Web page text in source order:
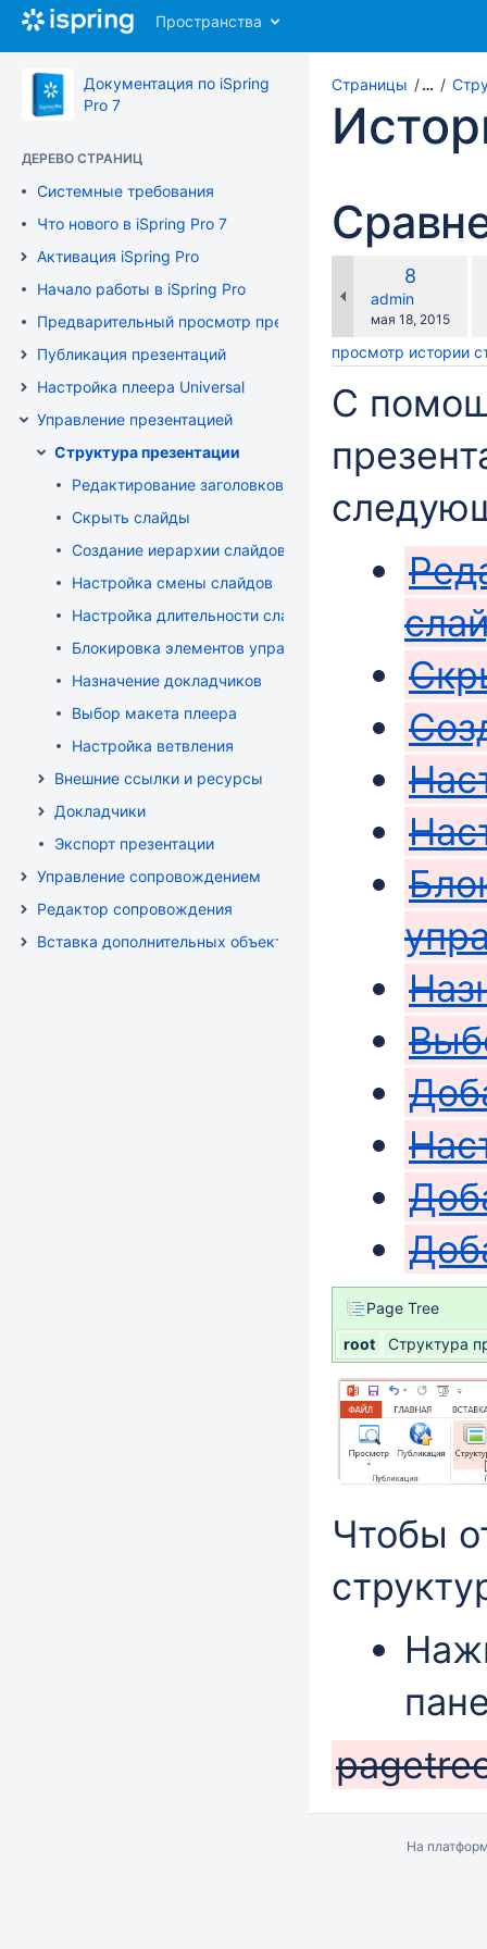
Перейти
главному
содержимому
assistive.skiplink.to.breadcrumbs
assistive.skiplink.to.header.menu
assistive.skiplink.to.quick.search
Пространства
Документация по iSpring
Pro 7
ДЕРЕВО СТРАНИЦ
Системные требования
Что нового в iSpring Pro 7
Активация iSpring Pro
Начало работы в iSpring Pro
Предварительный просмотр презентации
Публикация презентаций
Настройка плеера Universal
Управление презентацией
Структура презентации
Редактирование заголовков слайдов
Скрыть слайды
Создание иерархии слайдов
Настройка смены слайдов
Настройка длительности слайда
Блокировка элементов управления
Назначение докладчиков
Выбор макета плеера
Настройка ветвления
Внешние ссылки и ресурсы
Докладчики
Экспорт презентации
Управление сопровождением
Редактор сопровождения
Вставка дополнительных объектов
Страницы …
Старая
версия
8
admin
Сохранено
мая 18, 2015
просмотр истории
С
Page Tree
root
Структура
Чтобы
На